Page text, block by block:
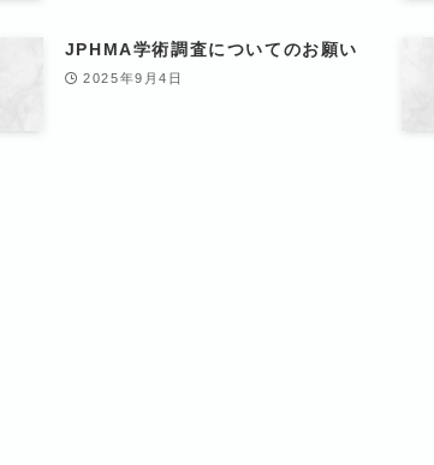
JPHMA学術調査についてのお願い
2025年9月4日